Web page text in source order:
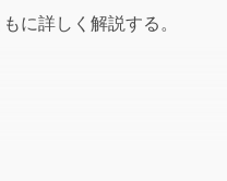
に詳しく解説する。